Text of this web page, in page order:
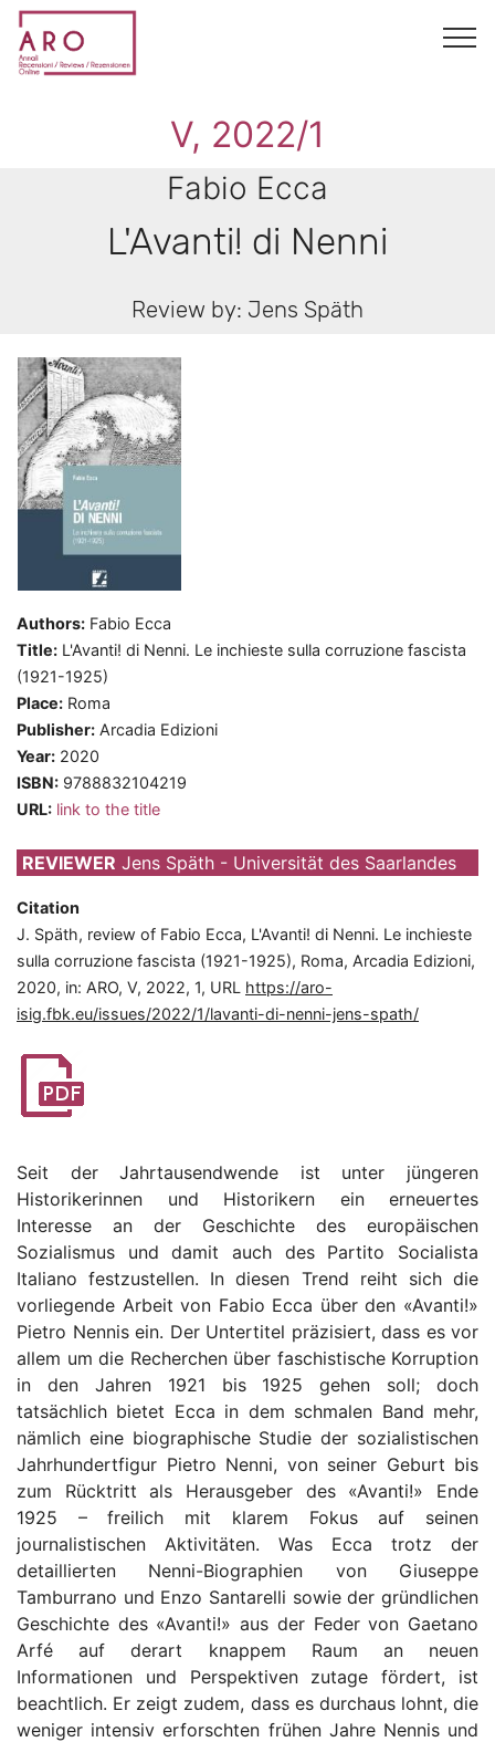
V, 2022/1
Fabio Ecca
L'Avanti! di Nenni
Review by: Jens Späth
Authors: Fabio Ecca
Title: L'Avanti! di Nenni. Le inchieste sulla corruzione fascista
(1921-1925)
Place: Roma
Publisher: Arcadia Edizioni
Year: 2020
ISBN: 9788832104219
URL: link to the title
REVIEWER Jens Späth - Universität des Saarlandes
Citation
J. Späth, review of Fabio Ecca, L'Avanti! di Nenni. Le inchieste
sulla corruzione fascista (1921-1925), Roma, Arcadia Edizioni,
2020, in: ARO, V, 2022, 1, URL https://aro-
isig.fbk.eu/issues/2022/1/lavanti-di-nenni-jens-spath/
Seit der Jahrtausendwende ist unter jüngeren
Historikerinnen und Historikern ein erneuertes
Interesse an der Geschichte des europäischen
Sozialismus und damit auch des Partito Socialista
Italiano festzustellen. In diesen Trend reiht sich die
vorliegende Arbeit von Fabio Ecca über den «Avanti!»
Pietro Nennis ein. Der Untertitel präzisiert, dass es vor
allem um die Recherchen über faschistische Korruption
in den Jahren 1921 bis 1925 gehen soll; doch
tatsächlich bietet Ecca in dem schmalen Band mehr,
nämlich eine biographische Studie der sozialistischen
Jahrhundertfigur Pietro Nenni, von seiner Geburt bis
zum Rücktritt als Herausgeber des «Avanti!» Ende
1925 – freilich mit klarem Fokus auf seinen
journalistischen Aktivitäten. Was Ecca trotz der
detaillierten Nenni-Biographien von Giuseppe
Tamburrano und Enzo Santarelli sowie der gründlichen
Geschichte des «Avanti!» aus der Feder von Gaetano
Arfé auf derart knappem Raum an neuen
Informationen und Perspektiven zutage fördert, ist
beachtlich. Er zeigt zudem, dass es durchaus lohnt, die
weniger intensiv erforschten frühen Jahre Nennis und